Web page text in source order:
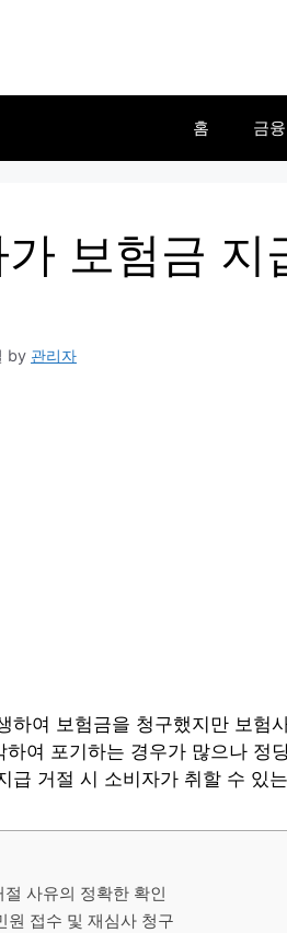
홈 금융
보험금
by 관리자
하여 보험금을 청구했지만 보험
하여 포기하는 경우가 많으나 정
급 거절 시 소비자가 취할 수 있
사유의 정확한 확인
원 접수 및 재심사 청구